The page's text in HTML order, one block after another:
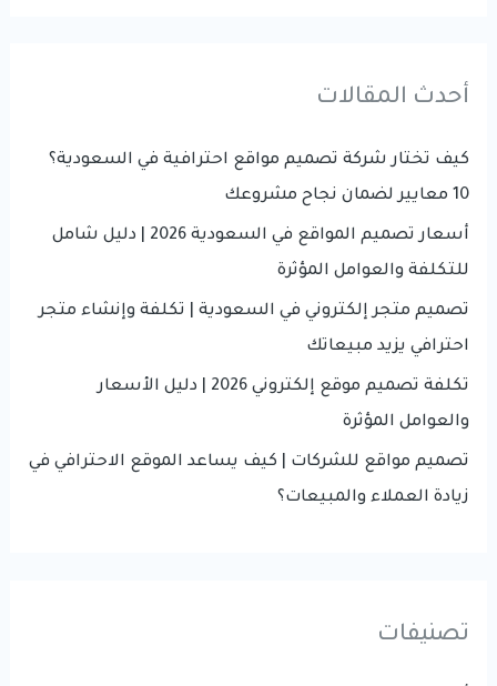
c
f
o
r
أحدث المقالات
كيف تختار شركة تصميم مواقع احترافية في السعودية؟
10 معايير لضمان نجاح مشروعك
أسعار تصميم المواقع في السعودية 2026 | دليل شامل
للتكلفة والعوامل المؤثرة
تصميم متجر إلكتروني في السعودية | تكلفة وإنشاء متجر
احترافي يزيد مبيعاتك
تكلفة تصميم موقع إلكتروني 2026 | دليل الأسعار
والعوامل المؤثرة
تصميم مواقع للشركات | كيف يساعد الموقع الاحترافي في
زيادة العملاء والمبيعات؟
تصنيفات